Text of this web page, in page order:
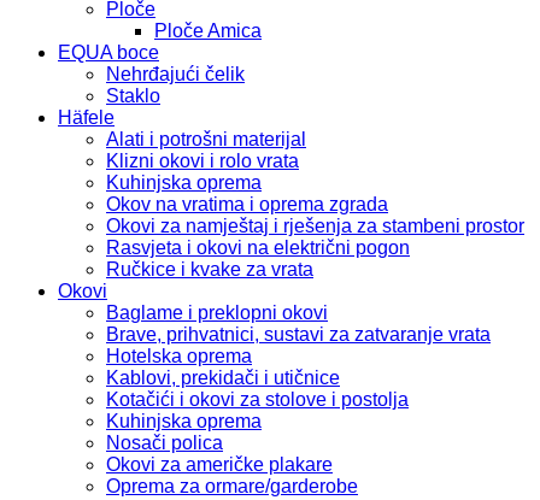
Ploče
Ploče Amica
EQUA boce
Nehrđajući čelik
Staklo
Häfele
Alati i potrošni materijal
Klizni okovi i rolo vrata
Kuhinjska oprema
Okov na vratima i oprema zgrada
Okovi za namještaj i rješenja za stambeni prostor
Rasvjeta i okovi na električni pogon
Ručkice i kvake za vrata
Okovi
Baglame i preklopni okovi
Brave, prihvatnici, sustavi za zatvaranje vrata
Hotelska oprema
Kablovi, prekidači i utičnice
Kotačići i okovi za stolove i postolja
Kuhinjska oprema
Nosači polica
Okovi za američke plakare
Oprema za ormare/garderobe